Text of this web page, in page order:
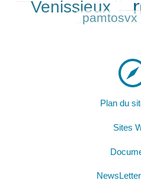
Venissieux
530/530
196/530
pamtosvx
41/530
Plan du
Sites